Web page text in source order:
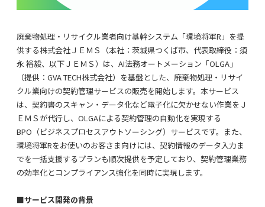
廃棄物処理・リサイクル業者向け基幹システム「環境将軍R」を提
供する株式会社ＪＥＭＳ
（本社：茨城県つくば市、代表取締役：須
永 裕毅、以下ＪＥＭＳ）は、 AI法務オートメーション 「OLGA」
（提供：GVA TECH株式会社） を基盤とした、 廃棄物処理・リサイ
クル業向けの契約管理サービスの販売を開始します。本サービス
は、契約書のスキャン・データ化など電子化に欠かせない作業を Ｊ
ＥＭＳ が代行し、OLGAによる契約管理の自動化を実現する
BPO（ビジネスプロセスアウトソーシング） サービスです。また、
環境将軍Rをお使いのお客さま向けには、 契約情報のデータ入力ま
でを一括支援するプランも順次提供を予定しており、契約管理業務
の効率化とコンプライアンス強化を同時に実現します。
■サービス開発の背景